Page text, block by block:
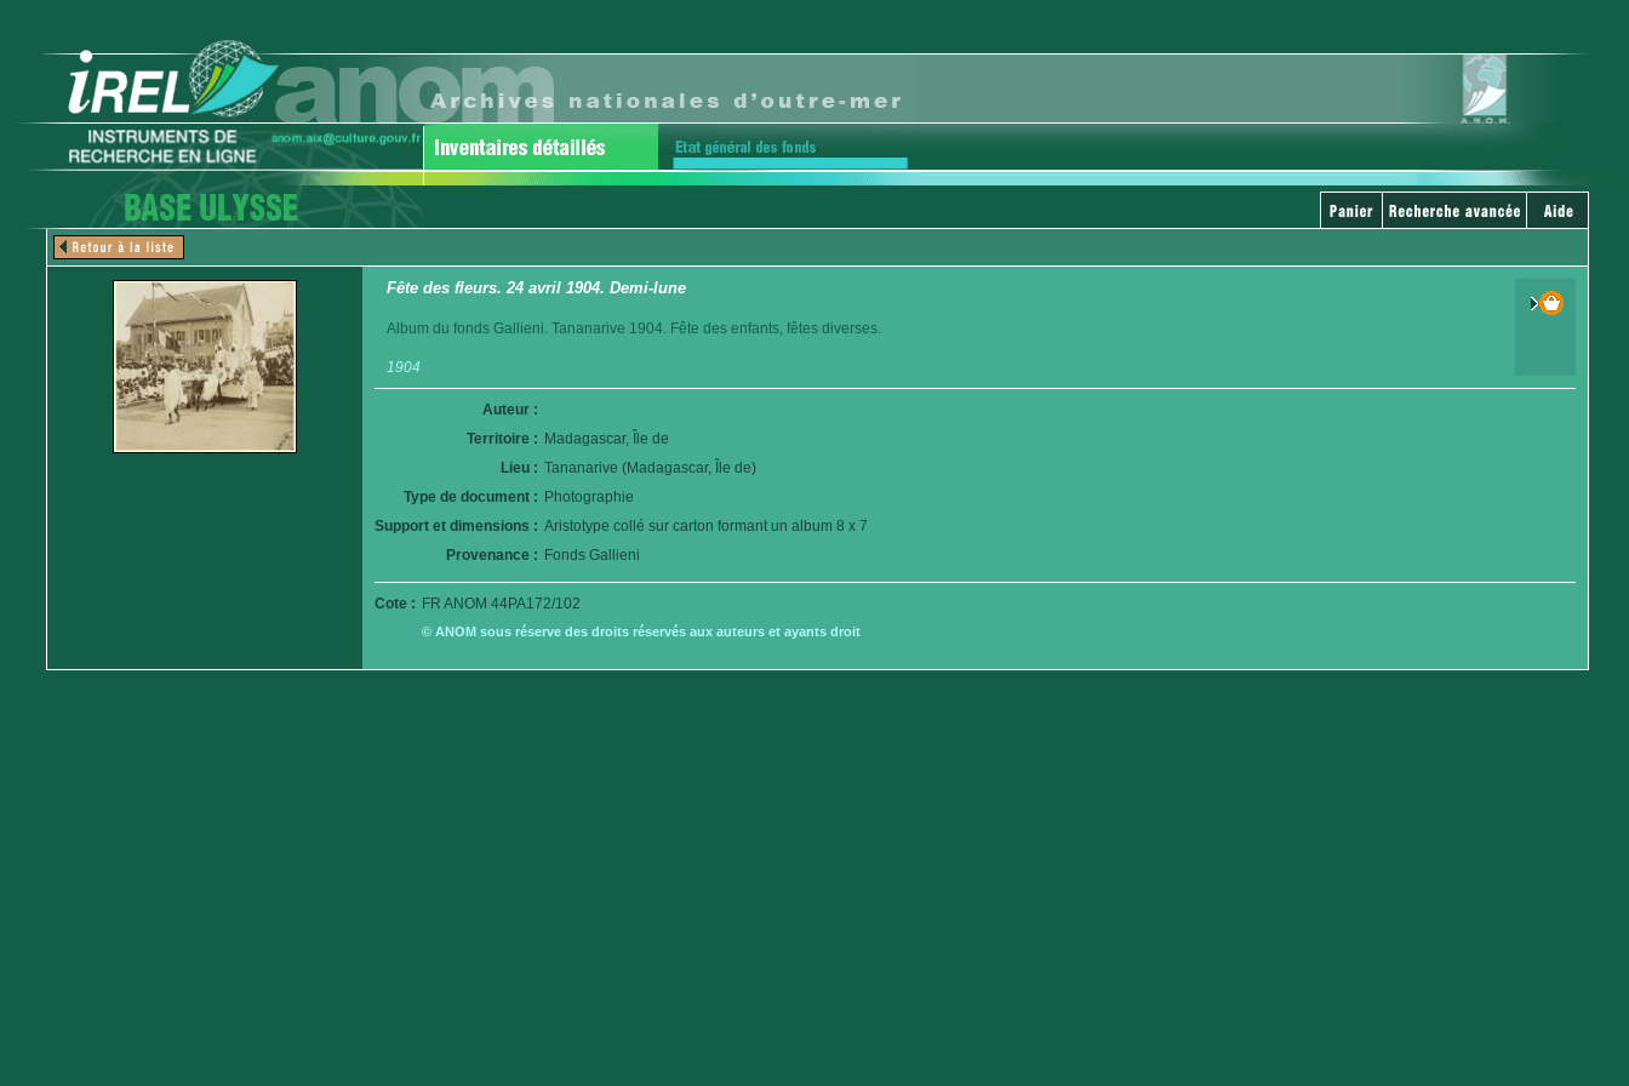
Fête des fleurs. 24 avril 1904. Demi-lune
Album du fonds Gallieni. Tananarive 1904. Fête des enfants, fêtes diverses.
1904
Auteur :
Territoire : Madagascar, Île de
Lieu : Tananarive (Madagascar, Île de)
Type de document : Photographie
Support et dimensions : Aristotype collé sur carton formant un album 8 x 7
Provenance : Fonds Gallieni
Cote : FR ANOM 44PA172/102
© ANOM sous réserve des droits réservés aux auteurs et ayants droit